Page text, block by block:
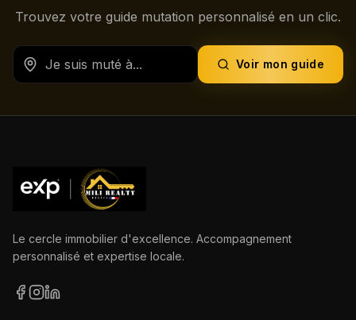
Trouvez votre guide mutation personnalisé en un clic.
Voir mon guide
Le cercle immobilier d'excellence. Accompagnement
personnalisé et expertise locale.